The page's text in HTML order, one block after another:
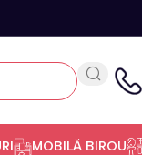
MOBILĂ BIROU